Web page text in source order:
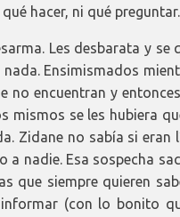
hacer, ni qué preguntar.
Les desbarata y se
nada. Ensimismados
no encuentran y
mismos se les hubiera
Zidane no sabía si eran
a nadie. Esa sospecha
que siempre quieren
(con lo bonito